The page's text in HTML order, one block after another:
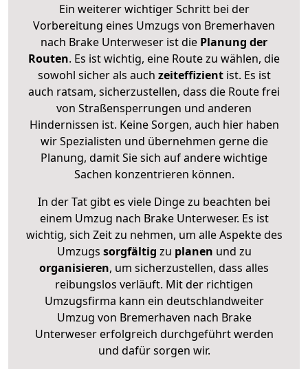
Ein weiterer wichtiger Schritt bei der
Vorbereitung eines Umzugs von Bremerhaven
nach Brake Unterweser ist die Planung der
Routen. Es ist wichtig, eine Route zu wählen, die
sowohl sicher als auch zeiteffizientist. Es ist
auch ratsam, sicherzustellen, dass die Route frei
von Straßensperrungen und anderen
Hindernissen ist. Keine Sorgen, auch hier haben
wir Spezialisten und übernehmen gerne die
Planung, damit Sie sich auf andere wichtige
Sachen konzentrieren können.
In der Tat gibt es viele Dinge zu beachten bei
einem Umzug nach Brake Unterweser. Es ist
wichtig, sich Zeit zu nehmen, um alle Aspekte des
Umzugs sorgfältig zu planen und zu
organisieren, um sicherzustellen, dass alles
reibungslos verläuft. Mit der richtigen
Umzugsfirma kann ein deutschlandweiter
Umzug von Bremerhaven nach Brake
Unterweser erfolgreich durchgeführt werden
und dafür sorgen wir.